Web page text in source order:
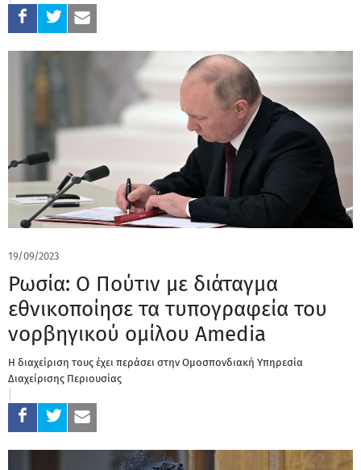
19/09/2023
Ρωσία: Ο Πούτιν με διάταγμα
εθνικοποίησε τα τυπογραφεία του
νορβηγικού ομίλου Amedia
Η διαχείριση τους έχει περάσει στην Ομοσπονδιακή Υπηρεσία
Διαχείρισης Περιουσίας